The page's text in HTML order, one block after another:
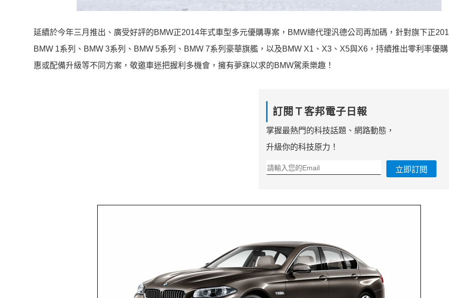
延續於今年三月推出、廣受好評的BMW正2014年式車型多元優購專案，BMW總代理汎德公司再加碼，針對旗下正
BMW 1系列、BMW 3系列、BMW 5系列、BMW 7系列豪華旗艦，以及BMW X1、X3、X5與X6，持續推出零利率優
惠或配備升級等不同方案，敬邀車迷把握利多機會，擁有夢寐以求的BMW駕乘樂趣！
訂閱Ｔ客邦電子日報
掌握最熱門的科技話題、網路動態，
升級你的科技原力！
立即訂閱